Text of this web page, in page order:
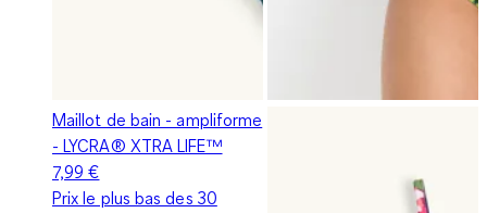
Maillot de bain - ampliforme
- LYCRA® XTRA LIFE™
7,99 €
Prix le plus bas des 30